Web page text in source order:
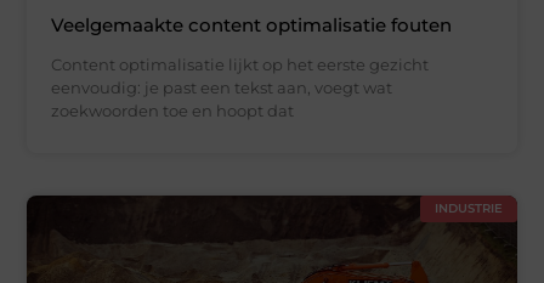
Veelgemaakte content optimalisatie fouten
Content optimalisatie lijkt op het eerste gezicht
eenvoudig: je past een tekst aan, voegt wat
zoekwoorden toe en hoopt dat
INDUSTRIE